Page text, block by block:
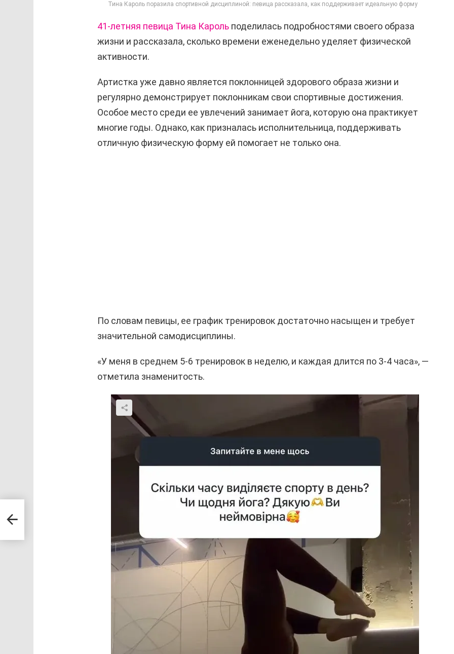
Тина Кароль поразила спортивной дисциплиной: певица рассказала, как поддерживает идеальную форму
41-летняя певица Тина Кароль поделилась подробностями своего образа
жизни и рассказала, сколько времени еженедельно уделяет физической
активности.
Артистка уже давно является поклонницей здорового образа жизни и
регулярно демонстрирует поклонникам свои спортивные достижения.
Особое место среди ее увлечений занимает йога, которую она практикует
многие годы. Однако, как призналась исполнительница, поддерживать
отличную физическую форму ей помогает не только она.
По словам певицы, ее график тренировок достаточно насыщен и требует
значительной самодисциплины.
«У меня в среднем 5-6 тренировок в неделю, и каждая длится по 3-4 часа», —
отметила знаменитость.